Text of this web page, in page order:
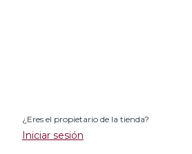
¿Eres el propietario de la tienda?
Iniciar sesión